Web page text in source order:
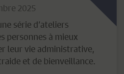
2025
série d’ateliers
personnes à mieux
leur vie administrative,
et de bienveillance.